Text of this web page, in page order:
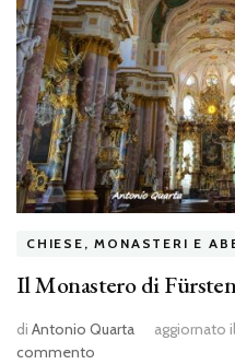
CHIESE, MONASTERI E
Il Monastero di
di Antonio Quarta aggiornato il
commento